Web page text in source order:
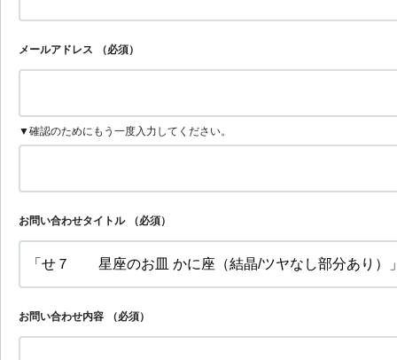
メールアドレス （必須）
▼確認のためにもう一度入力してください。
お問い合わせタイトル （必須）
お問い合わせ内容 （必須）